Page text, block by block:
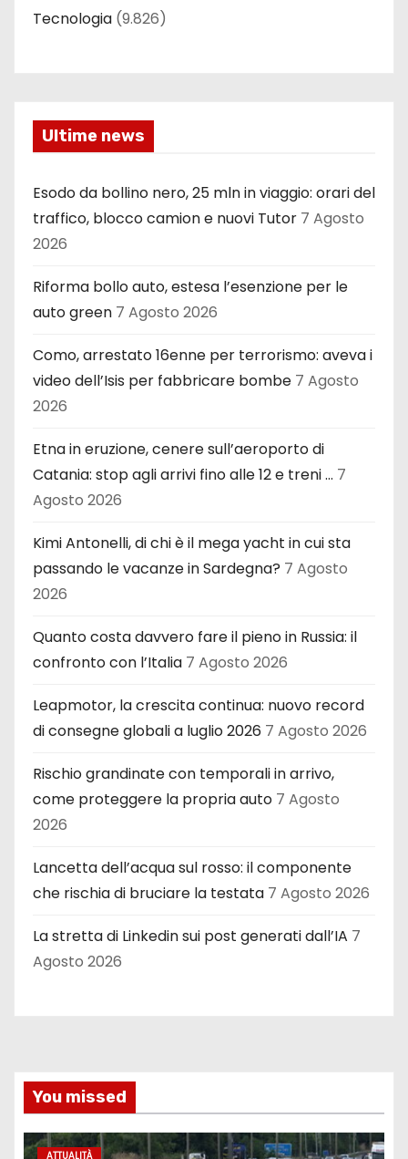
Tecnologia (9.826)
Ultime news
Esodo da bollino nero, 25 mln in viaggio: orari del
traffico, blocco camion e nuovi Tutor 7 Agosto
2026
Riforma bollo auto, estesa l’esenzione per le
auto green 7 Agosto 2026
Como, arrestato 16enne per terrorismo: aveva i
video dell’Isis per fabbricare bombe 7 Agosto
2026
Etna in eruzione, cenere sull’aeroporto di
Catania: stop agli arrivi fino alle 12 e treni … 7
Agosto 2026
Kimi Antonelli, di chi è il mega yacht in cui sta
passando le vacanze in Sardegna? 7 Agosto
2026
Quanto costa davvero fare il pieno in Russia: il
confronto con l’Italia 7 Agosto 2026
Leapmotor, la crescita continua: nuovo record
di consegne globali a luglio 2026 7 Agosto 2026
Rischio grandinate con temporali in arrivo,
come proteggere la propria auto 7 Agosto
2026
Lancetta dell’acqua sul rosso: il componente
che rischia di bruciare la testata 7 Agosto 2026
La stretta di Linkedin sui post generati dall’IA 7
Agosto 2026
You missed
ATTUALITÀ